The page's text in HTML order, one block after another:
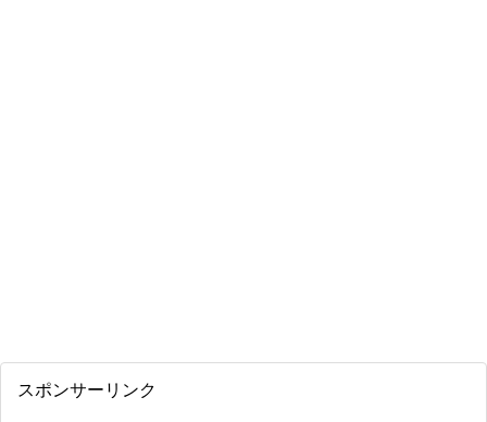
スポンサーリンク